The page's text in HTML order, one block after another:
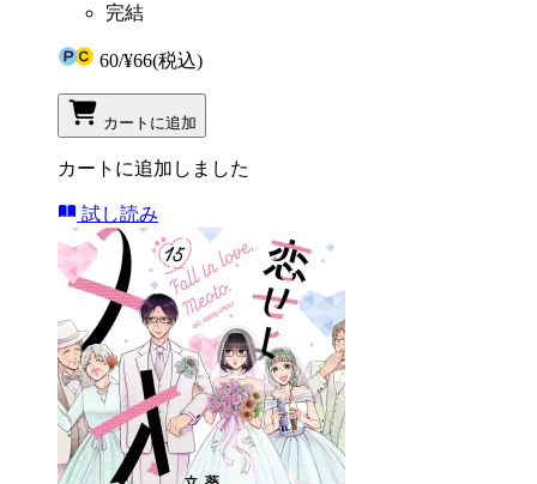
完結
60/¥66(税込)
カートに追加
カートに追加しました
試し読み